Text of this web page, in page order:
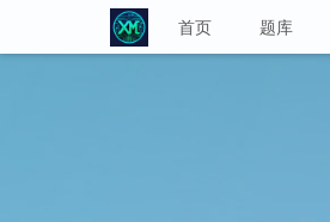
首页 题库